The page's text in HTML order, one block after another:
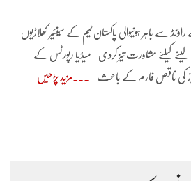
سے باہر ہونیوالی پاکستان ٹیم کے سینئیر کھلاڑیوں
کیلئے مشاورت تیز کردی۔ میڈیا رپورٹس کے
پلئیرز کی ناقص فارم کے باعث مزید پڑھیں